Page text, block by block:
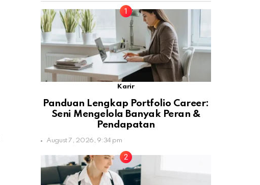
Karir
Panduan Lengkap Portfolio Career:
Seni Mengelola Banyak Peran &
Pendapatan
August 7, 2026, 9:34 pm